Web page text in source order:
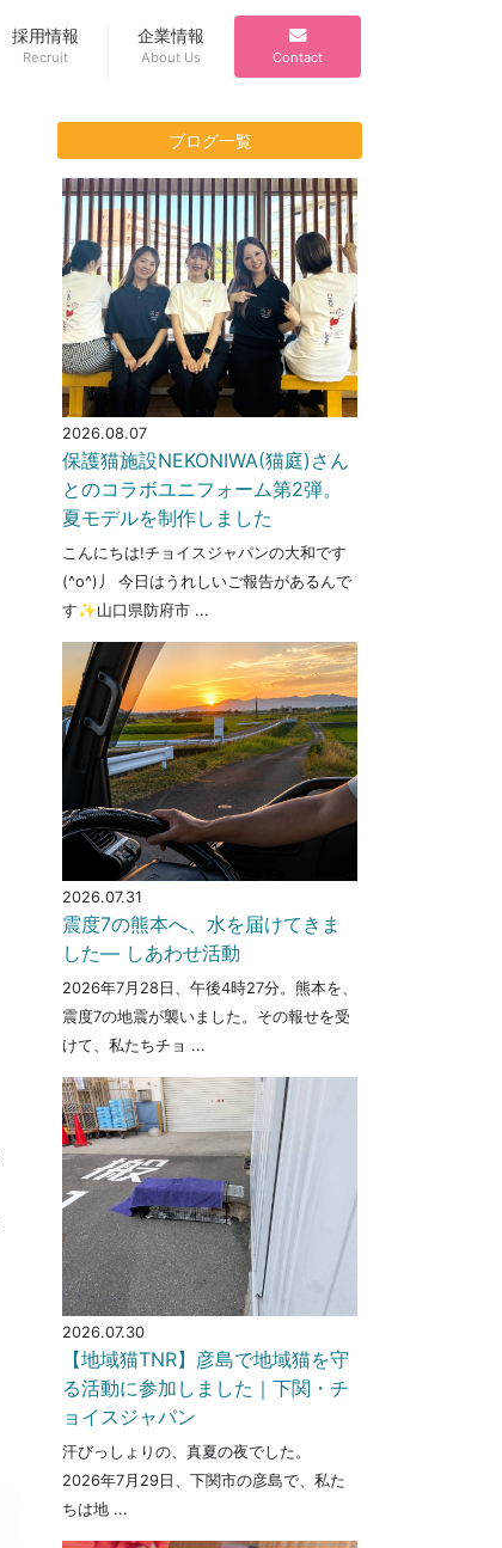
採用情報
Recruit
企業情報
About Us Contact
ブログ一覧
2026.08.07
保護猫施設NEKONIWA(猫庭)さん
とのコラボユニフォーム第2弾。
夏モデルを制作しました
こんにちは!チョイスジャパンの大和です
(^o^)丿 今日はうれしいご報告があるんで
す✨山口県防府市 ...
2026.07.31
震度7の熊本へ、水を届けてきま
した― しあわせ活動
2026年7月28日、午後4時27分。熊本を、
震度7の地震が襲いました。その報せを受
けて、私たちチョ ...
2026.07.30
【地域猫TNR】彦島で地域猫を守
る活動に参加しました｜下関・チ
ョイスジャパン
汗びっしょりの、真夏の夜でした。
2026年7月29日、下関市の彦島で、私た
ちは地 ...